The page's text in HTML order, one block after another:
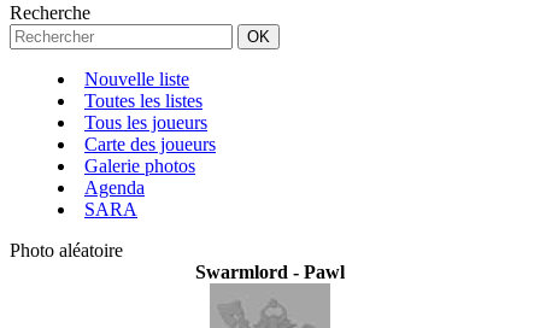
Recherche
Nouvelle liste
Toutes les listes
Tous les joueurs
Carte des joueurs
Galerie photos
Agenda
SARA
Photo aléatoire
Swarmlord - Pawl